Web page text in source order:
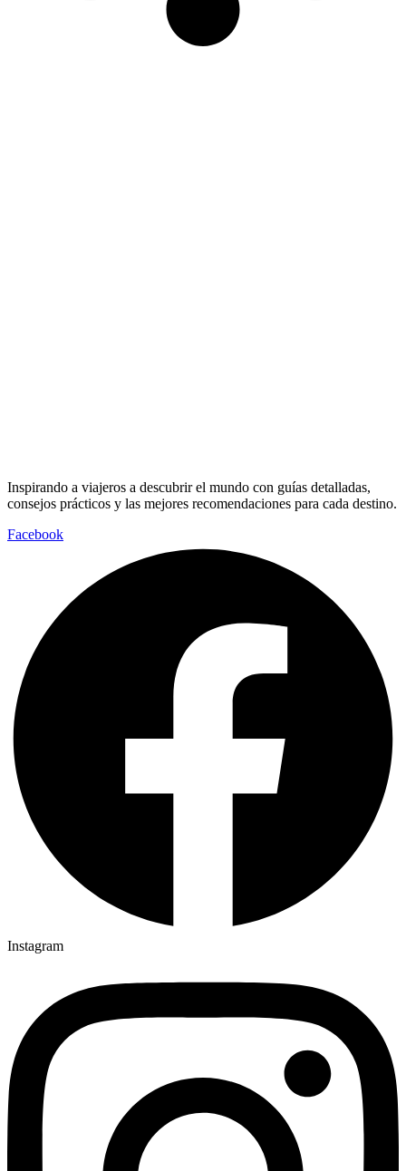
Inspirando a viajeros a descubrir el mundo con guías detalladas,
consejos prácticos y las mejores recomendaciones para cada destino.
Facebook
Instagram